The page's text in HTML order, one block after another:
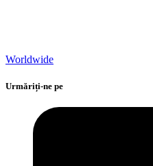
Worldwide
Urmăriți-ne pe